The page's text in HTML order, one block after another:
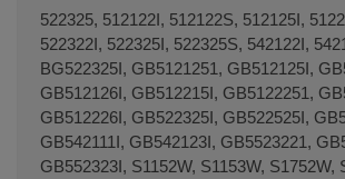
522325, 512122I, 512122S, 512125I,
522322I, 522325I, 522325S, 542122I,
BG522325I, GB5121251, GB512125I,
GB512126I, GB512215I, GB5122251,
GB512226I, GB522325I, GB522525I,
GB542111I, GB542123I, GB5523221,
GB552323I, S1152W, S1153W, S1752W,